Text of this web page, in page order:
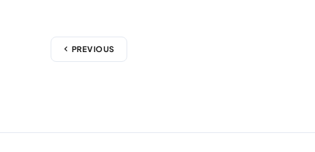
PREVIOUS